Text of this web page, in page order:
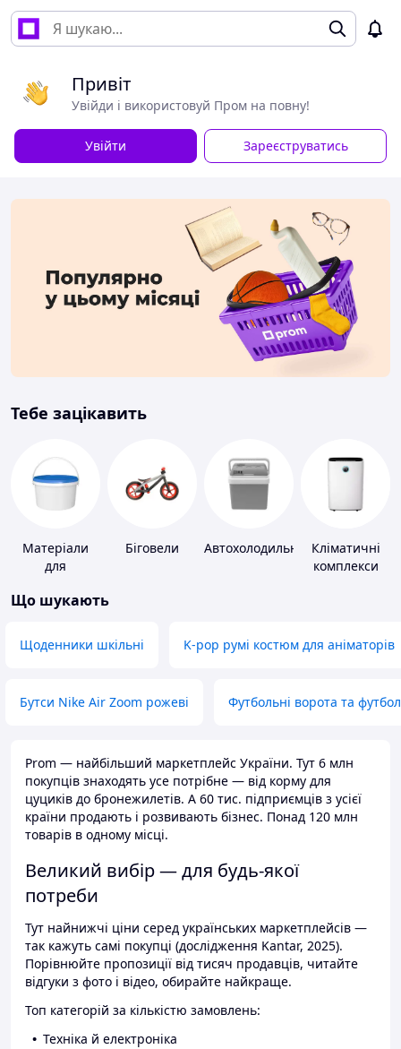
Привіт
Увійди і використовуй Пром на повну!
Увійти Зареєструватись
Тебе зацікавить
Матеріали
для
промислових
Біговели АвтохолодильникиКліматичні
комплекси
Що шукають
Щоденники шкільні K-pop румі костюм для аніматорів
Бутси Nike Air Zoom рожеві Футбольні ворота та
Prom — найбільший маркетплейс України. Тут 6 млн
покупців знаходять усе потрібне — від корму для
цуциків до бронежилетів. А 60 тис. підприємців з усієї
країни продають і розвивають бізнес. Понад 120 млн
товарів в одному місці.
Великий вибір — для будь-якої
потреби
Тут найнижчі ціни серед українських маркетплейсів —
так кажуть самі покупці (дослідження Kantar, 2025).
Порівнюйте пропозиції від тисяч продавців, читайте
відгуки з фото і відео, обирайте найкраще.
Топ категорій за кількістю замовлень:
Техніка й електроніка